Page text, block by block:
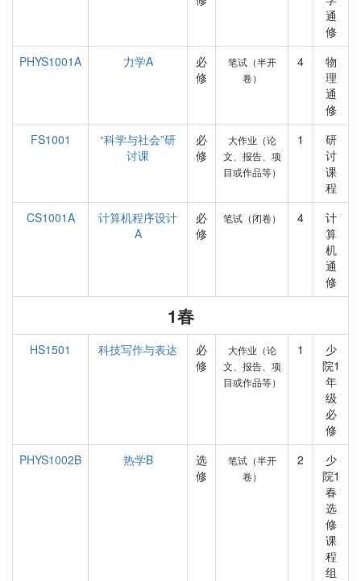
通
修
PHYS1001A
力学A
必
修
笔试（半开
卷）
4
物
理
通
修
FS1001
“科学与社会”研
讨课
必
修
大作业（论
文、报告、项
目或作品等）
1
研
讨
课
程
CS1001A
计算机程序设计
A
必
修
笔试（闭卷） 4
计
算
机
通
修
1春
HS1501 科技写作与表达
必
修
大作业（论
文、报告、项
目或作品等）
1
少
院1
年
级
必
修
PHYS1002B
热学B
选
修
笔试（半开
卷）
2
少
院1
春
选
修
课
程
组